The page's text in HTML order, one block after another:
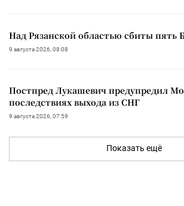
Над Рязанской областью сбиты пять
9 августа 2026, 08:08
Постпред Лукашевич предупредил
последствиях выхода из СНГ
9 августа 2026, 07:59
Показать ещё